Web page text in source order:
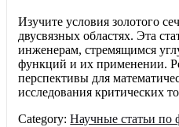
Изучите условия золотого
двусвязных областях. Эта
инженерам, стремящимся
функций и их применении.
перспективы для
исследования критических
Category:Научные статьи по